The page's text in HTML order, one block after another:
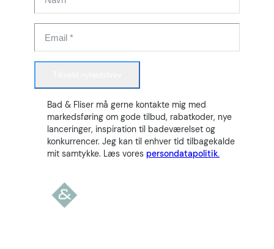
Bad & Fliser må gerne kontakte mig med
markedsføring om gode tilbud, rabatkoder, nye
lanceringer, inspiration til badeværelset og
konkurrencer. Jeg kan til enhver tid tilbagekalde
mit samtykke. Læs vores persondatapolitik.